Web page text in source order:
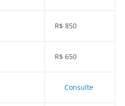
R$ 850
R$ 650
Consulte